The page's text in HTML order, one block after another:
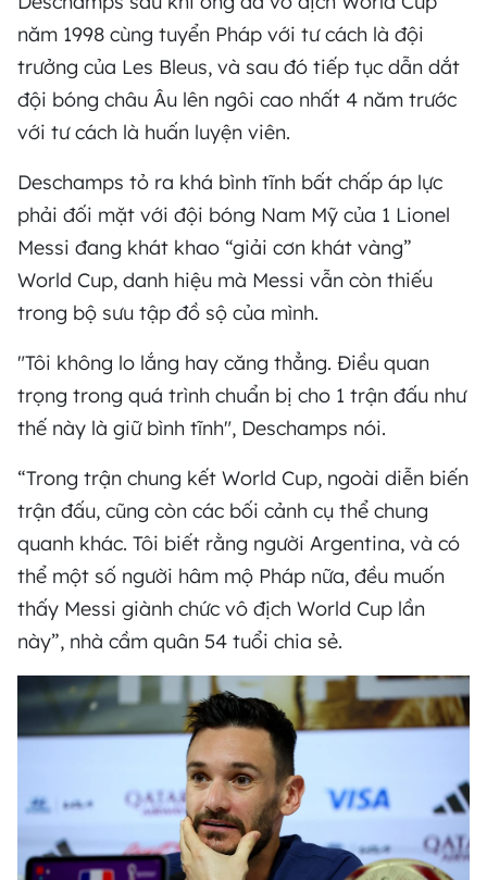
năm 1998 cùng tuyển Pháp với tư cách là đội
trưởng của Les Bleus, và sau đó tiếp tục dẫn dắt
đội bóng châu Âu lên ngôi cao nhất 4 năm trước
với tư cách là huấn luyện viên.
Deschamps tỏ ra khá bình tĩnh bất chấp áp lực
phải đối mặt với đội bóng Nam Mỹ của 1 Lionel
Messi đang khát khao “giải cơn khát vàng”
World Cup, danh hiệu mà Messi vẫn còn thiếu
trong bộ sưu tập đồ sộ của mình.
"Tôi không lo lắng hay căng thẳng. Điều quan
trọng trong quá trình chuẩn bị cho 1 trận đấu như
thế này là giữ bình tĩnh", Deschamps nói.
“Trong trận chung kết World Cup, ngoài diễn biến
trận đấu, cũng còn các bối cảnh cụ thể chung
quanh khác. Tôi biết rằng người Argentina, và có
thể một số người hâm mộ Pháp nữa, đều muốn
thấy Messi giành chức vô địch World Cup lần
này”, nhà cầm quân 54 tuổi chia sẻ.